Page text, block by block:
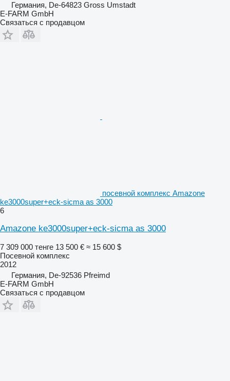
Германия, De-64823 Gross Umstadt
E-FARM GmbH
Связаться с продавцом
посевной комплекс Amazone
ke3000super+eck-sicma as 3000
6
Amazone ke3000super+eck-sicma as 3000
7 309 000 тенге 13 500 € ≈ 15 600 $
Посевной комплекс
2012
Германия, De-92536 Pfreimd
E-FARM GmbH
Связаться с продавцом